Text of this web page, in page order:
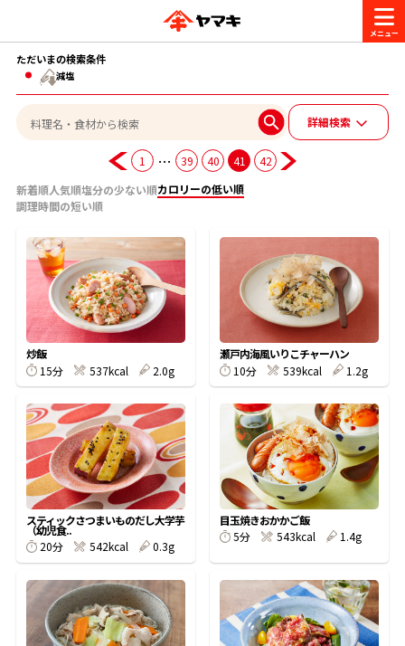
商品情報
ヤマキ『めんつゆ』 ヤマキ 割烹白だし
旨さ、別格。だし屋の鍋 韓福善シリーズ
レシピ
おいしいレシピを探す
おいしいレシピトップ
主食レシピ
主菜レシピ
汁物レシピ
時短レシピ
おいしいレシピを商品から探す
かつお節レシピ
かつお節・だしを楽しむ
かつお節・だしを知る
だしの取り方
かつお節の削り方
かつお節・だしをもっと知る
ヤマキ かつお節プラス®
かつお節・だしを楽しむ
だしコミュ
CM・キャンペーン
キャンペーン一覧
企業・採用情報
企業情報
- 百年対話
- ヤマキ かつお節プラス®
採用情報
- ジョブリターン制
お問い合わせ
ヤマキお客様相談室
オンラインショップ
コミュニティサイト
Global
ただいまの検索条件
減塩
詳細検索
1 … 39 40 41
42
新着順人気順塩分の少ない順カロリーの低い順
調理時間の短い順
炒飯
15分
537kcal 2.0g
瀬戸内海風いりこチャーハン
10分
539kcal 1.2g
スティックさつまいものだし大学芋
（幼児食..
20分
542kcal 0.3g
目玉焼きおかかご飯
5分
543kcal 1.4g